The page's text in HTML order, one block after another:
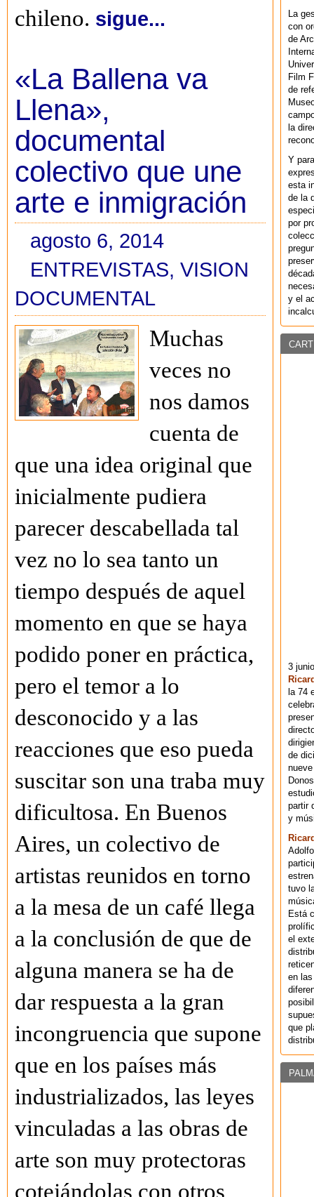
chileno. sigue...
«La Ballena va
Llena»,
documental
colectivo que une
arte e inmigración
agosto 6, 2014
ENTREVISTAS, VISION
DOCUMENTAL
Muchas
veces no
nos damos
cuenta de
que una idea original que
inicialmente pudiera
parecer descabellada tal
vez no lo sea tanto un
tiempo después de aquel
momento en que se haya
podido poner en práctica,
pero el temor a lo
desconocido y a las
reacciones que eso pueda
suscitar son una traba muy
dificultosa. En Buenos
Aires, un colectivo de
artistas reunidos en torno
a la mesa de un café llega
a la conclusión de que de
alguna manera se ha de
dar respuesta a la gran
incongruencia que supone
que en los países más
industrializados, las leyes
vinculadas a las obras de
arte son muy protectoras
cotejándolas con otros
La
con
de
Film
de
la
Y
esta
de la
por
y el
3
la 74
de
partir
y
tuvo
Está
el
en
que